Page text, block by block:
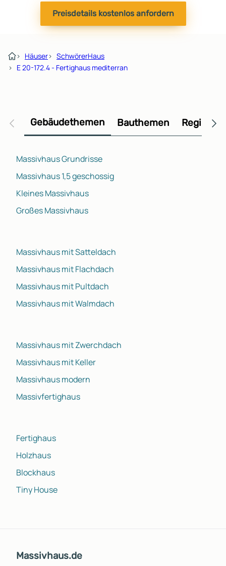
Preisdetails kostenlos anfordern
› Häuser› SchwörerHaus
› E 20-172.4 - Fertighaus mediterran
Gebäudethemen Bauthemen
Massivhaus Grundrisse
Massivhaus 1,5 geschossig
Kleines Massivhaus
Großes Massivhaus
Massivhaus mit Satteldach
Massivhaus mit Flachdach
Massivhaus mit Pultdach
Massivhaus mit Walmdach
Massivhaus mit Zwerchdach
Massivhaus mit Keller
Massivhaus modern
Massivfertighaus
Fertighaus
Holzhaus
Blockhaus
Tiny House
Massivhaus.de